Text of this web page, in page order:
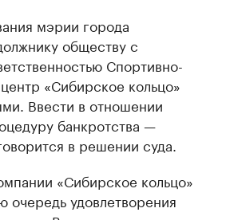
мэрии города
обществу с
Спортивно-
«Сибирское кольцо»
Ввести в отношении
банкротства —
в решении суда.
«Сибирское кольцо»
очередь удовлетворения